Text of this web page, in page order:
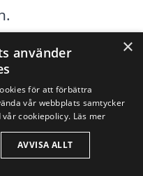
förstå de
på
dig att göra en
plattform för
och hitta
×
använder
för att förbättra
vår webbplats samtycker
cookiepolicy. Läs mer
AVVISA ALLT